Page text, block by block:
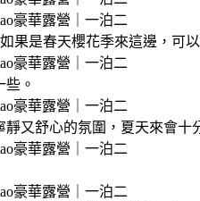
果是春天櫻花季來這邊，可
。
又舒心的氛圍，夏天來會十